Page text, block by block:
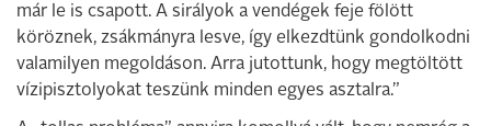
már le is csapott. A sirályok a vendégek feje fölött
köröznek, zsákmányra lesve, így elkezdtünk gondolkodni
valamilyen megoldáson. Arra jutottunk, hogy megtöltött
vízipisztolyokat teszünk minden egyes asztalra.”